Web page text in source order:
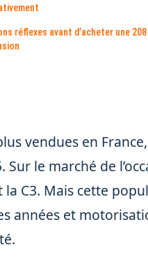
réflexes avant d’acheter une 208
vendues en
le marché de
C3. Mais cette
années et